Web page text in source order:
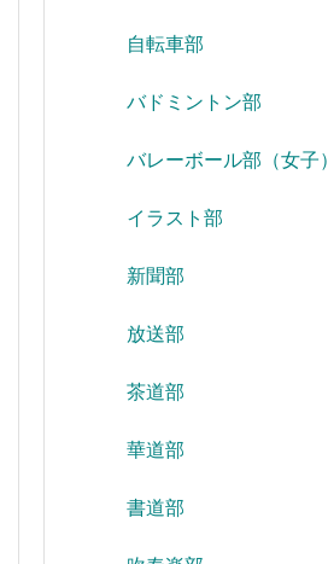
自転車部
バドミントン部
バレーボール部（女子）
イラスト部
新聞部
放送部
茶道部
華道部
書道部